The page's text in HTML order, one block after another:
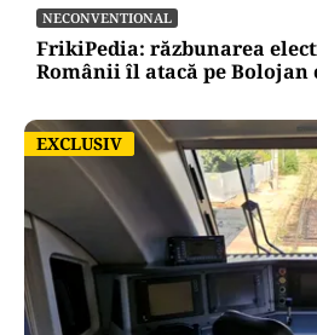
Alte Articole